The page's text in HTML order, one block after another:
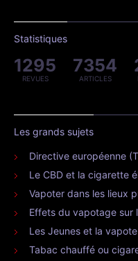
Statistiques
1295
REVUES
7354
ARTICLES
Les grands sujets
Directive européenne
Le CBD et la cigarette
Vapoter dans les lieux
Effets du vapotage sur
Les Jeunes et la vapote
Tabac chauffé ou